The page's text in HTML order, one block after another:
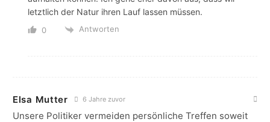
letztlich der Natur ihren Lauf lassen müssen.
0 Antworten
Elsa Mutter 6 Jahre zuvor
Unsere Politiker vermeiden persönliche Treffen soweit